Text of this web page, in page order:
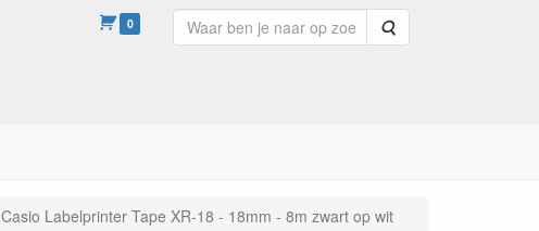
0 Zoeken
Casio Labelprinter Tape XR-18 - 18mm - 8m zwart op wit